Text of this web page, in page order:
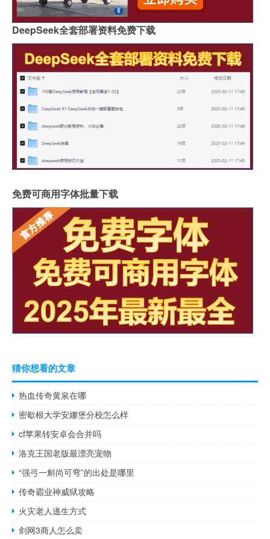
DeepSeek全套部署资料免费下载
免费可商用字体批量下载
猜你想看的文章
热血传奇黄泉在哪
密歇根大学安娜堡分校怎么样
cf苹果转安卓会合并吗
洛克王国老版最漂亮宠物
“强弓一斛尚可弯”的出处是哪里
传奇霸业神威狱攻略
火灾老人逃生方式
剑网3商人怎么卖